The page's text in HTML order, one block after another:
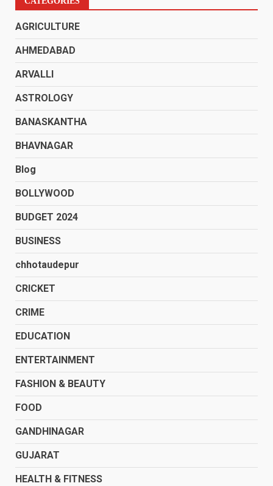
AGRICULTURE
AHMEDABAD
ARVALLI
ASTROLOGY
BANASKANTHA
BHAVNAGAR
Blog
BOLLYWOOD
BUDGET 2024
BUSINESS
chhotaudepur
CRICKET
CRIME
EDUCATION
ENTERTAINMENT
FASHION & BEAUTY
FOOD
GANDHINAGAR
GUJARAT
HEALTH & FITNESS